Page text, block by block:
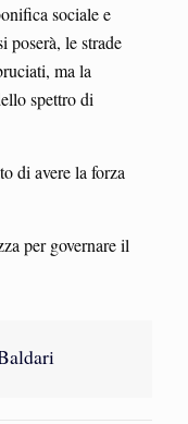
sociale e
poserà, le strade
ma la
spettro di
di avere la forza
per governare il